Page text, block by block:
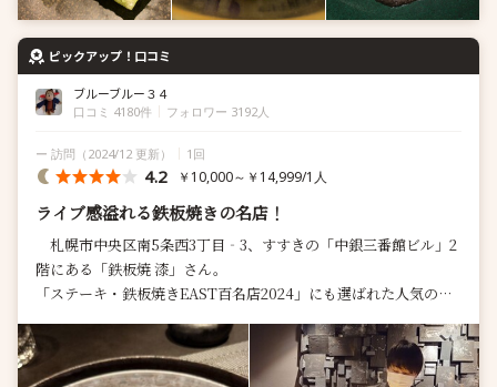
ピックアップ！口コミ
ブルーブルー３４
口コミ 4180件 フォロワー 3192人
ー 訪問 （2024/12 更新） 1回
4.2 ￥10,000～￥14,999/1人
ライブ感溢れる鉄板焼きの名店！
札幌市中央区南5条西3丁目‐3、すすきの「中銀三番館ビル」2
階にある「鉄板焼 漆」さん。
「ステーキ・鉄板焼きEAST百名店2024」にも選ばれた人気のお
...